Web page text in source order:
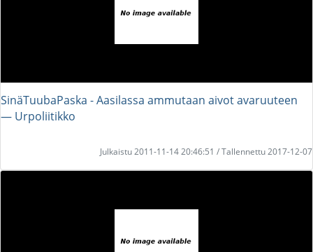
SinäTuubaPaska - Aasilassa ammutaan aivot avaruuteen
― Urpoliitikko
Julkaistu 2011-11-14 20:46:51 / Tallennettu 2017-12-07